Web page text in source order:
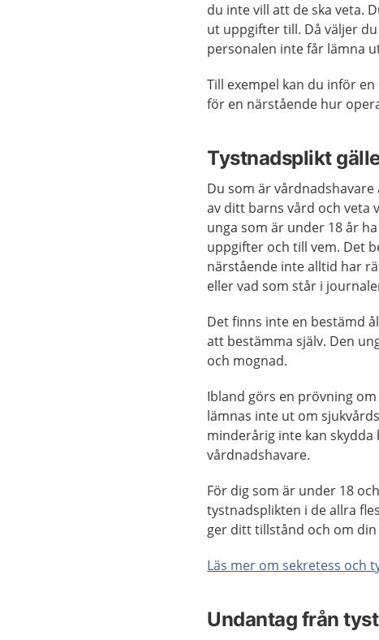
du inte vill att de ska veta.
ut uppgifter till. Då väljer
personalen inte får lämna
Till exempel kan du inför
för en närstående hur
Tystnadsplikt
Du som är
av ditt barns vård och veta
unga som är under 18 år
uppgifter och till vem. Det
närstående inte alltid har
eller vad som står i
Det finns inte en bestämd
att bestämma själv. Den
och mognad.
Ibland görs en prövning
lämnas inte ut om
minderårig inte kan skydda
vårdnadshavare.
För dig som är under 18
tystnadsplikten i de allra
ger ditt tillstånd och om
Läs mer om sekretess och
Undantag från